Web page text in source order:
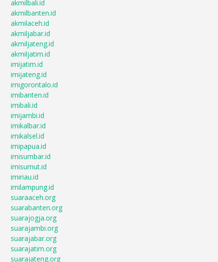
akmilbali.id
akmilbanten.id
akmilaceh.id
akmiljabar.id
akmiljateng.id
akmiljatim.id
imijatim.id
imijateng.id
imigorontalo.id
imibanten.id
imibali.id
imijambi.id
imikalbar.id
imikalsel.id
imipapua.id
imisumbar.id
imisumut.id
imiriau.id
imilampung.id
suaraaceh.org
suarabanten.org
suarajogja.org
suarajambi.org
suarajabar.org
suarajatim.org
suarajateng.org